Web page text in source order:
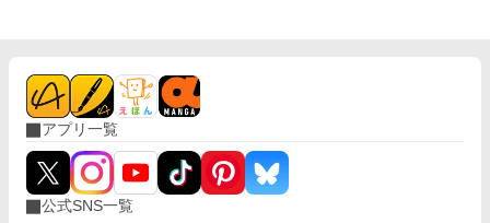
アプリ一覧
公式SNS一覧